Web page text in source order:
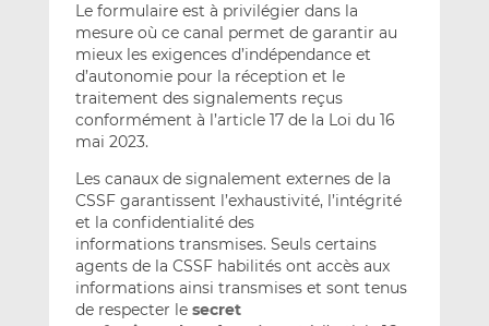
Le formulaire est à privilégier dans la
mesure où ce canal permet de garantir au
mieux les exigences d’indépendance et
d’autonomie pour la réception et le
traitement des signalements reçus
conformément à l’article 17 de la Loi du 16
mai 2023.
Les canaux de signalement externes de la
CSSF garantissent l’exhaustivité, l’intégrité
et la confidentialité des
informations transmises. Seuls certains
agents de la CSSF habilités ont accès aux
informations ainsi transmises et sont tenus
de respecter le secret